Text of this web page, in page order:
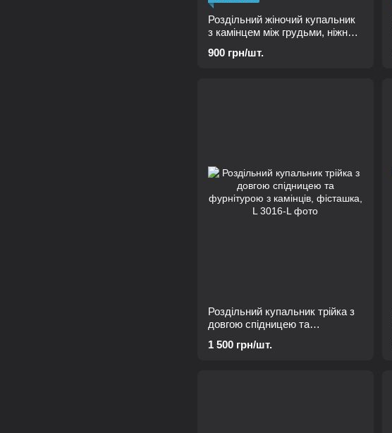
Роздільний жіночий купальник
з камінцем між грудьми, ніжно
900 грн/шт.
Роздільний купальник трійка з
довгою спідницею та
фісташка, L
1 500 грн/шт.